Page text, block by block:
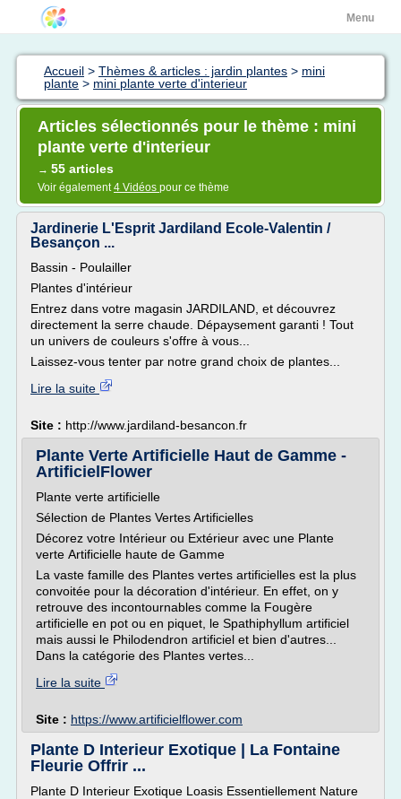
Menu
Accueil > Thèmes & articles : jardin plantes > mini
plante > mini plante verte d'interieur
Articles sélectionnés pour le thème : mini
plante verte d'interieur
→ 55 articles
Voir également4 Vidéos pour ce thème
Jardinerie L'Esprit Jardiland Ecole-Valentin /
Besançon ...
Bassin - Poulailler
Plantes d'intérieur
Entrez dans votre magasin JARDILAND, et découvrez
directement la serre chaude. Dépaysement garanti ! Tout
un univers de couleurs s'offre à vous...
Laissez-vous tenter par notre grand choix de plantes...
Lire la suite
Site : http://www.jardiland-besancon.fr
Plante Verte Artificielle Haut de Gamme -
ArtificielFlower
Plante verte artificielle
Sélection de Plantes Vertes Artificielles
Décorez votre Intérieur ou Extérieur avec une Plante
verte Artificielle haute de Gamme
La vaste famille des Plantes vertes artificielles est la plus
convoitée pour la décoration d'intérieur. En effet, on y
retrouve des incontournables comme la Fougère
artificielle en pot ou en piquet, le Spathiphyllum artificiel
mais aussi le Philodendron artificiel et bien d'autres...
Dans la catégorie des Plantes vertes...
Lire la suite
Site : https://www.artificielflower.com
Plante D Interieur Exotique | La Fontaine
Fleurie Offrir ...
Plante D Interieur Exotique Loasis Essentiellement Nature